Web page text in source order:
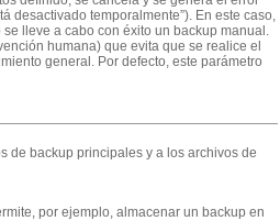
desactivado temporalmente”). En este caso,
lleve a cabo con éxito un backup manual.
humana) que evita que se realice el
general. Por defecto, este parámetro
de backup principales y a los archivos de
por ejemplo, almacenar un backup en